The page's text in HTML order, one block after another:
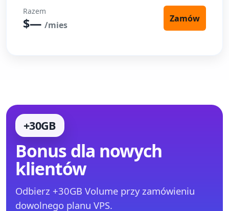
Razem
$— /mies
Zamów
+30GB
Bonus dla nowych
klientów
Odbierz +30GB Volume przy zamówieniu
dowolnego planu VPS.